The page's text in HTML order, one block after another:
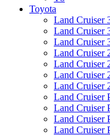
Toyota
Land Cruiser
Land Cruiser
Land Cruiser
Land Cruiser
Land Cruiser
Land Cruiser
Land Cruiser
Land Cruiser
Land Cruiser
Land Cruiser
Land Cruiser